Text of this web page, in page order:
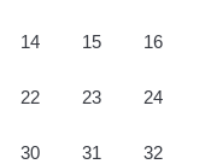
14 15 16
22 23 24
30 31 32